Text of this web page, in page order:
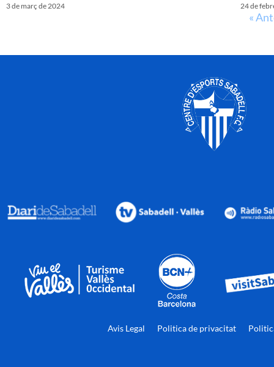
3 de març de 2024 24 de
«
Avis Legal Politica de privacitat